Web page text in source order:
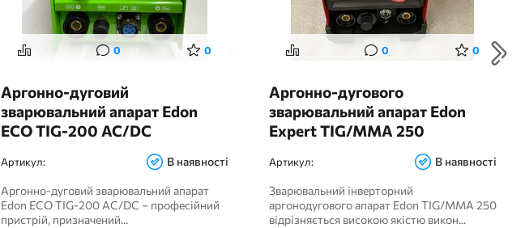
0 0
Аргонно-дуговий
зварювальний апарат Edon
ECO TIG-200 AC/DC
Артикул: В наявності
Аргонно-дуговий зварювальний апарат
Edon ECO TIG-200 AC/DC – професійний
пристрій, призначений...
0 0
Аргонно-дугового
зварювальний апарат Edon
Expert TIG/MMA 250
Артикул: В наявності
Зварювальний інверторний
аргонодугового апарат Edon TIG/ММА 250
відрізняється високою якістю викон...